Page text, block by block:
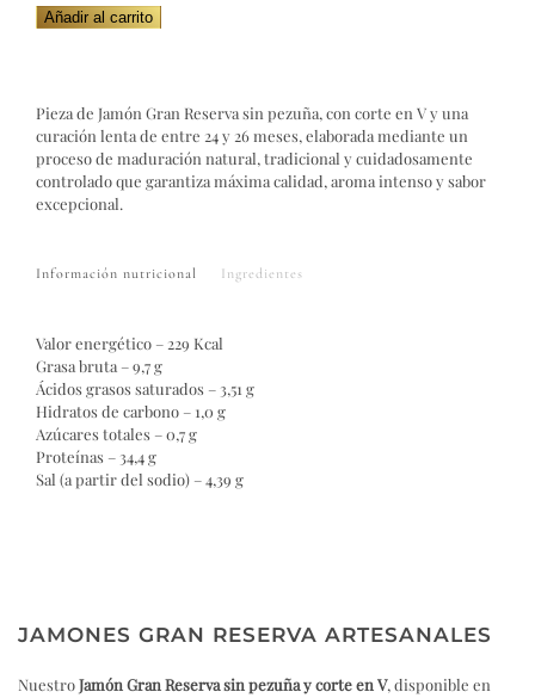
Gran
Añadir al carrito
Pieza de Jamón Gran Reserva sin pezuña, con corte en V y una
curación lenta de entre 24 y 26 meses, elaborada mediante un
proceso de maduración natural, tradicional y cuidadosamente
controlado que garantiza máxima calidad, aroma intenso y sabor
excepcional.
Información nutricional Ingredientes
Valor energético – 229 Kcal
Grasa bruta – 9,7 g
Ácidos grasos saturados – 3,51 g
Hidratos de carbono – 1,0 g
Azúcares totales – 0,7 g
Proteínas – 34,4 g
Sal (a partir del sodio) – 4,39 g
JAMONES GRAN RESERVA ARTESANALES
NuestroJamón Gran Reserva sin pezuña y corte en V, disponible en